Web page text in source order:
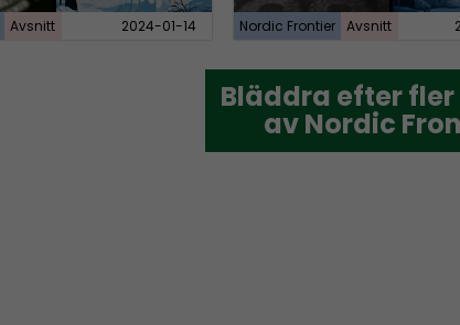
Avsnitt 2024-01-14 Nordic Frontier Avsnitt
Bläddra efter
av Nordic
Bläddra efter
av Nordic